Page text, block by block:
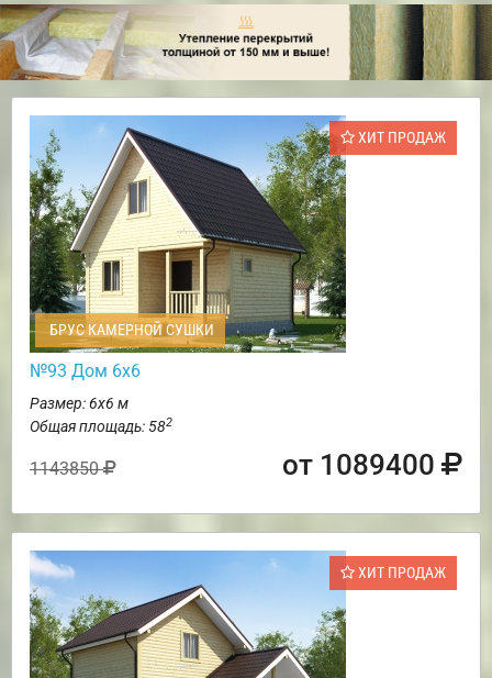
ХИТ ПРОДАЖ
БРУС КАМЕРНОЙ СУШКИ
№93 Дом 6х6
Размер: 6х6 м
Общая площадь: 582
1143850 от 1089400
ХИТ ПРОДАЖ